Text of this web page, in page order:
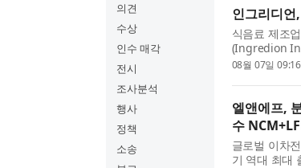
의견
수상
인수 매각
전시
조사분석
행사
정책
소송
인그리디언
식음료 제조
(Ingredion
했다. 인그리
08월 07일 09:16
엘앤에프,
수
글로벌 이차
기 역대 최대